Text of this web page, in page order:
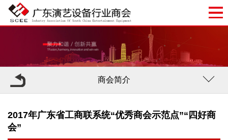
商会简介
2017年广东省工商联系统“优秀商会示范点”“四好商
会”